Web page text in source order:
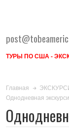
ТУРЫ ПО США -
Главная
Однодневная